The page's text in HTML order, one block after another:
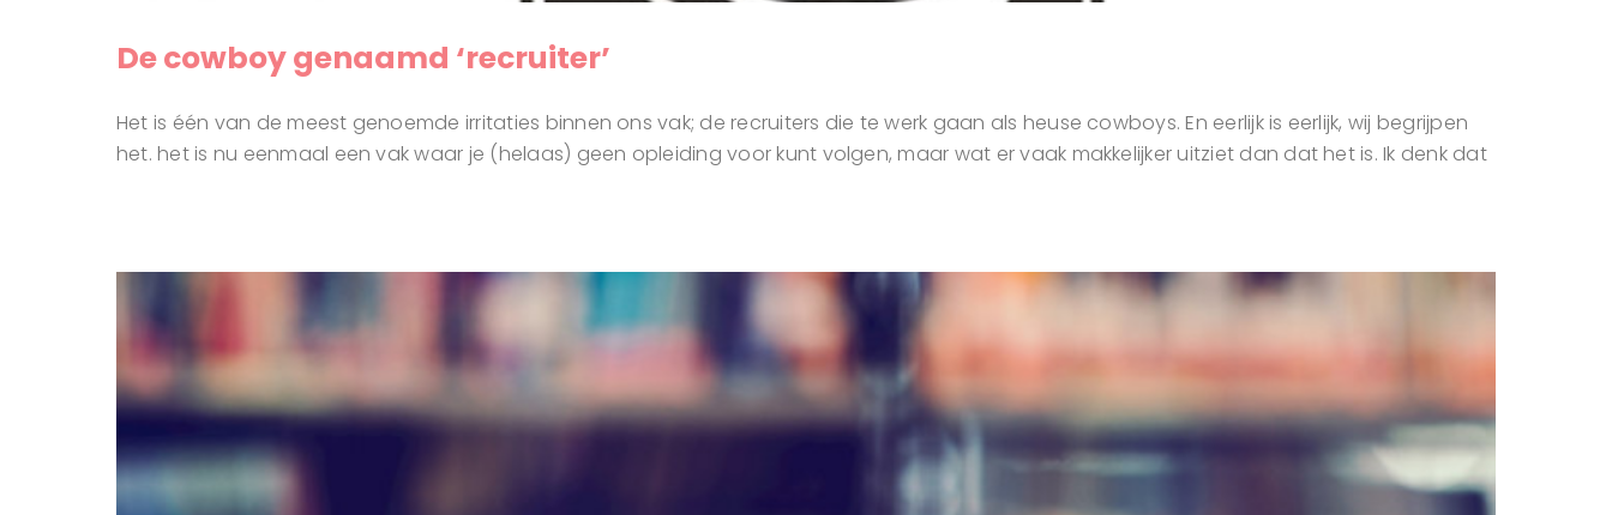
De cowboy genaamd ‘recruiter’
Het is één van de meest genoemde irritaties binnen ons vak; de recruiters die te werk gaan als heuse cowboys. En eerlijk is eerlijk, wij begrijpen
het. het is nu eenmaal een vak waar je (helaas) geen opleiding voor kunt volgen, maar wat er vaak makkelijker uitziet dan dat het is. Ik denk dat